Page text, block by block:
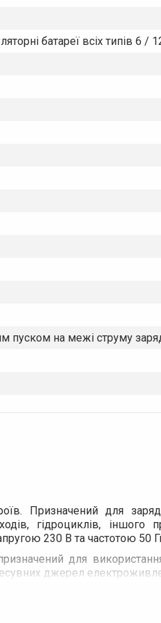
батареї всіх типів 6 /
пуском на межі струму
Призначений для
гідроциклів,
230 В та частотою 50
для
джерел
стан АКБ, що дає